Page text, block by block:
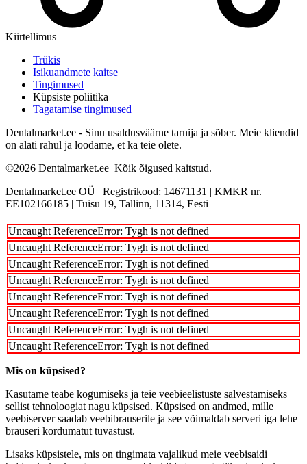
Kiirtellimus
Trükis
Isikuandmete kaitse
Tingimused
Küpsiste poliitika
Tagatamise tingimused
Dentalmarket.ee - Sinu usaldusväärne tarnija ja sõber. Meie kliendid
on alati rahul ja loodame, et ka teie olete.
©2026 Dentalmarket.ee Kõik õigused kaitstud.
Dentalmarket.ee OÜ | Registrikood: 14671131 | KMKR nr.
EE102166185 | Tuisu 19, Tallinn, 11314, Eesti
Uncaught ReferenceError: Tygh is not defined
Uncaught ReferenceError: Tygh is not defined
Uncaught ReferenceError: Tygh is not defined
Uncaught ReferenceError: Tygh is not defined
Uncaught ReferenceError: Tygh is not defined
Uncaught ReferenceError: Tygh is not defined
Uncaught ReferenceError: Tygh is not defined
Uncaught ReferenceError: Tygh is not defined
Mis on küpsised?
Kasutame teabe kogumiseks ja teie veebieelistuste salvestamiseks
sellist tehnoloogiat nagu küpsised. Küpsised on andmed, mille
veebiserver saadab veebibrauserile ja see võimaldab serveri iga lehe
brauseri kordumatut tuvastust.
Lisaks küpsistele, mis on tingimata vajalikud meie veebisaidi